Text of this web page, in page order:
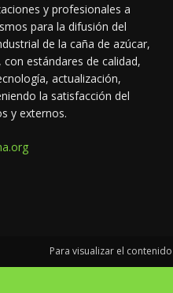
y profesionales a
para la difusión del
de la caña de azúcar,
estándares de calidad,
actualización,
la satisfacción del
y externos.
Para visualizar el